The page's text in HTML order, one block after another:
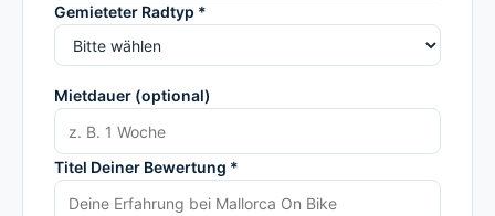
Gemieteter Radtyp *
Mietdauer (optional)
Titel Deiner Bewertung *